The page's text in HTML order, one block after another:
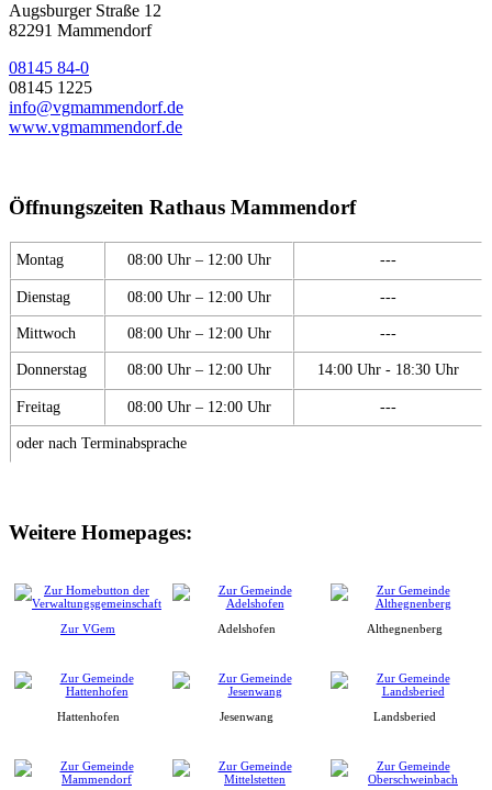
Augsburger Straße 12
82291 Mammendorf
08145 84-0
08145 1225
info@vgmammendorf.de
www.vgmammendorf.de
Öffnungszeiten Rathaus Mammendorf
Montag 08:00 Uhr – 12:00 Uhr ---
Dienstag 08:00 Uhr – 12:00 Uhr ---
Mittwoch 08:00 Uhr – 12:00 Uhr ---
Donnerstag 08:00 Uhr – 12:00 Uhr 14:00 Uhr - 18:30 Uhr
Freitag 08:00 Uhr – 12:00 Uhr ---
oder nach Terminabsprache
Weitere Homepages:
Zur VGem Adelshofen Althegnenberg
Hattenhofen Jesenwang Landsberied